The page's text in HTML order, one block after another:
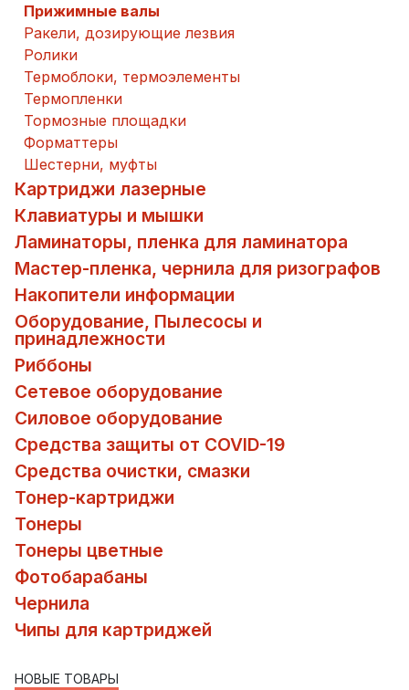
Прижимные валы
Ракели, дозирующие лезвия
Ролики
Термоблоки, термоэлементы
Термопленки
Тормозные площадки
Форматтеры
Шестерни, муфты
Картриджи лазерные
Клавиатуры и мышки
Ламинаторы, пленка для ламинатора
Мастер-пленка, чернила для ризографов
Накопители информации
Оборудование, Пылесосы и
принадлежности
Риббоны
Сетевое оборудование
Силовое оборудование
Средства защиты от COVID-19
Средства очистки, смазки
Тонер-картриджи
Тонеры
Тонеры цветные
Фотобарабаны
Чернила
Чипы для картриджей
НОВЫЕ ТОВАРЫ